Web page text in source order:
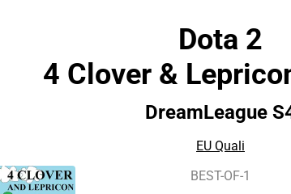
Dota 2
4 Clover &
DreamLeague
EU Quali
BEST-OF-1